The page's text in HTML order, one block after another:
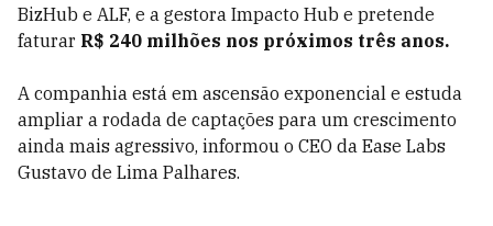
BizHub e ALF, e a gestora Impacto Hub e pretende
faturar R$ 240 milhões nos próximos três anos.
A companhia está em ascensão exponencial e estuda
ampliar a rodada de captações para um crescimento
ainda mais agressivo, informou o CEO da Ease Labs
Gustavo de Lima Palhares.